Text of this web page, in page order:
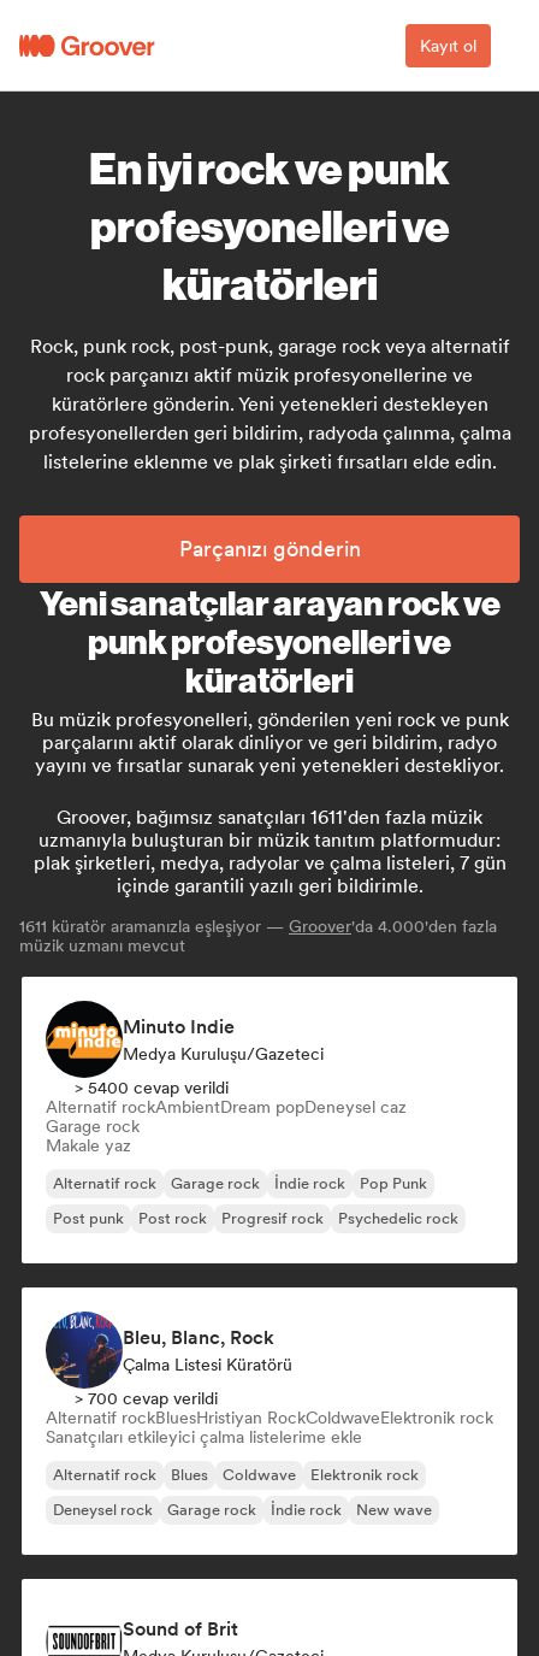
Kayıt ol
En iyi rock ve punk
profesyonelleri ve
küratörleri
Rock, punk rock, post-punk, garage rock veya alternatif
rock parçanızı aktif müzik profesyonellerine ve
küratörlere gönderin. Yeni yetenekleri destekleyen
profesyonellerden geri bildirim, radyoda çalınma, çalma
listelerine eklenme ve plak şirketi fırsatları elde edin.
Parçanızı gönderin
Yeni sanatçılar arayan rock ve
punk profesyonelleri ve
küratörleri
Bu müzik profesyonelleri, gönderilen yeni rock ve punk
parçalarını aktif olarak dinliyor ve geri bildirim, radyo
yayını ve fırsatlar sunarak yeni yetenekleri destekliyor.
Groover, bağımsız sanatçıları 1611'den fazla müzik
uzmanıyla buluşturan bir müzik tanıtım platformudur:
plak şirketleri, medya, radyolar ve çalma listeleri, 7 gün
içinde garantili yazılı geri bildirimle.
1611 küratör aramanızla eşleşiyor — Groover'da 4.000'den fazla
müzik uzmanı mevcut
Minuto Indie
Medya Kuruluşu/Gazeteci
> 5400 cevap verildi
Alternatif rockAmbientDream popDeneysel caz
Garage rock
Makale yaz
Alternatif rock Garage rock İndie rock
Pop Punk
Post punk
Post rock Progresif rock Psychedelic rock
Bleu, Blanc, Rock
Çalma Listesi Küratörü
> 700 cevap verildi
Alternatif rockBluesHristiyan RockColdwaveElektronik rock
Sanatçıları etkileyici çalma listelerime ekle
Alternatif rock Blues Coldwave
Elektronik rock
Deneysel rock
Garage rock İndie rock New wave
Sound of Brit